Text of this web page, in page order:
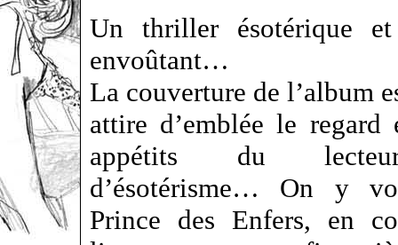
Un thriller ésotérique
envoûtant…
La couverture de l’album
attire d’emblée le regard
appétits du
d’ésotérisme… On y
Prince des Enfers, en